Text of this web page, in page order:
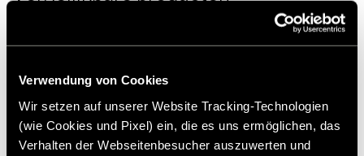
Verwendung von Cookies
Wir setzen auf unserer Website Tracking-Technologien
(wie Cookies und Pixel) ein, die es uns ermöglichen, das
Verhalten der Webseitenbesucher auszuwerten und